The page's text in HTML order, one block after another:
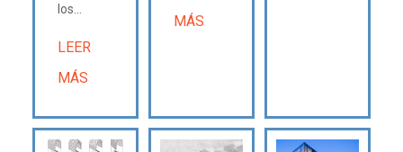
los...
LEER
MÁS
MÁS